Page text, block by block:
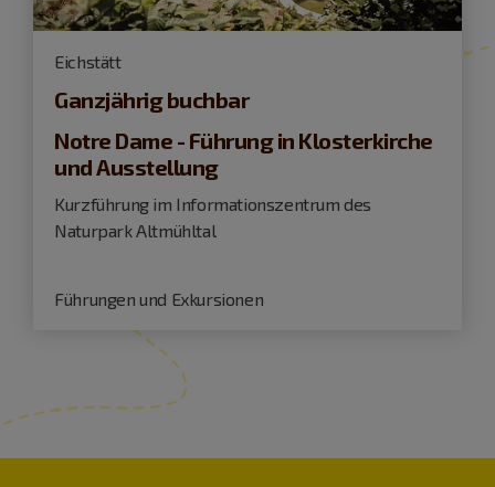
Eichstätt
Ganzjährig buchbar
Notre Dame - Führung in Klosterkirche
und Ausstellung
Kurzführung im Informationszentrum des
Naturpark Altmühltal
Führungen und Exkursionen